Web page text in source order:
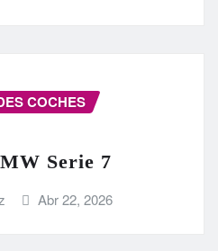
COCHES
Serie 7
Abr 22, 2026